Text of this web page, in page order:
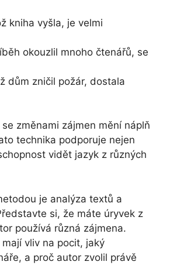
kniha vyšla, je velmi
okouzlil mnoho čtenářů, se
dům zničil požár, dostala
změnami zájmen mění náplň
technika podporuje nejen
vidět jazyk z různých
je analýza textů a
si, že máte úryvek z
používá různá zájmena.
vliv na pocit, jaký
a proč autor zvolil právě